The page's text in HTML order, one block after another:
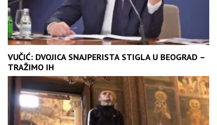
VUČIĆ: DVOJICA SNAJPERISTA STIGLA U BEOGRAD –
TRAŽIMO IH